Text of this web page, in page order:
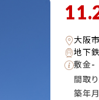
大阪
地下
敷金-
間取り
築年月